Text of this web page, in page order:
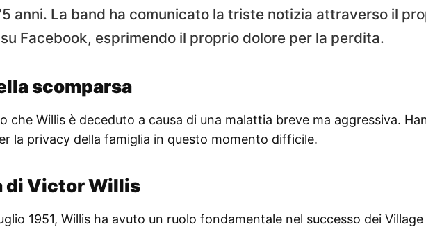
anni. La band ha comunicato la triste notizia attraverso il
Facebook, esprimendo il proprio dolore per la perdita.
scomparsa
che Willis è deceduto a causa di una malattia breve ma aggressiva.
la privacy della famiglia in questo momento difficile.
di Victor Willis
1951, Willis ha avuto un ruolo fondamentale nel successo dei Village